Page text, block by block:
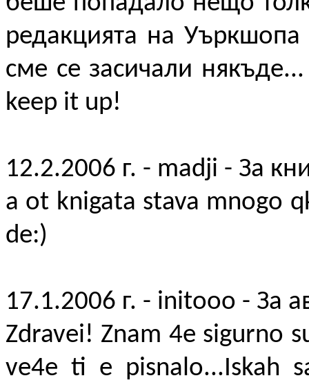
редакцията на
сме се засичали
keep it up!
12.2.2006 г. - madji - За
a ot knigata stava mnogo
de:)
17.1.2006 г. - initooo - За
Zdravei! Znam 4e sigurno
ve4e ti e pisnalo...Iskah